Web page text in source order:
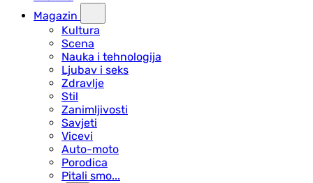
Magazin
Kultura
Scena
Nauka i tehnologija
Ljubav i seks
Zdravlje
Stil
Zanimljivosti
Savjeti
Vicevi
Auto-moto
Porodica
Pitali smo...